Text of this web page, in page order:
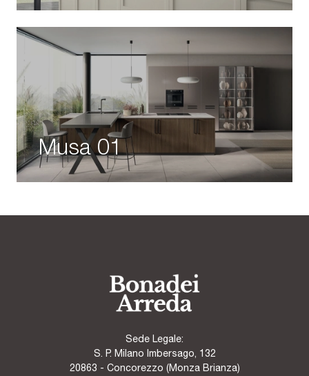
Musa 01
Sede Legale:
S. P. Milano Imbersago, 132
20863 - Concorezzo (Monza Brianza)